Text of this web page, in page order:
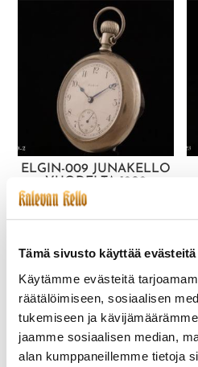
Tämä sivusto käyttää evästeitä
Käytämme evästeitä
räätälöimiseen, sosiaalisen
tukemiseen ja
jaamme sosiaalisen median,
alan kumppaneillemme tietoja
ELGIN-009 JUNAKELLO
VUODELTA 1909
265,00